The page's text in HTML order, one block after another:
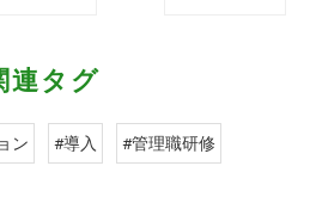
連タグ
ン #導入 #管理職研修